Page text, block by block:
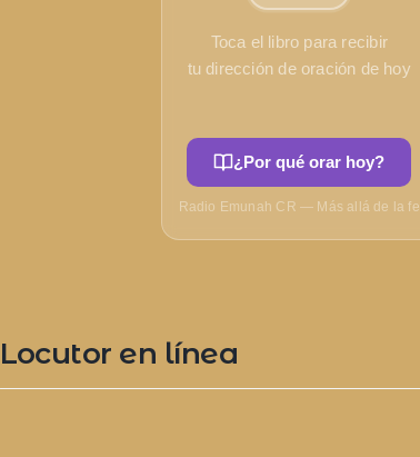
Toca el libro para recibir
tu dirección de oración de hoy
¿Por qué orar hoy?
Radio Emunah CR — Más allá de la fe
Locutor en línea